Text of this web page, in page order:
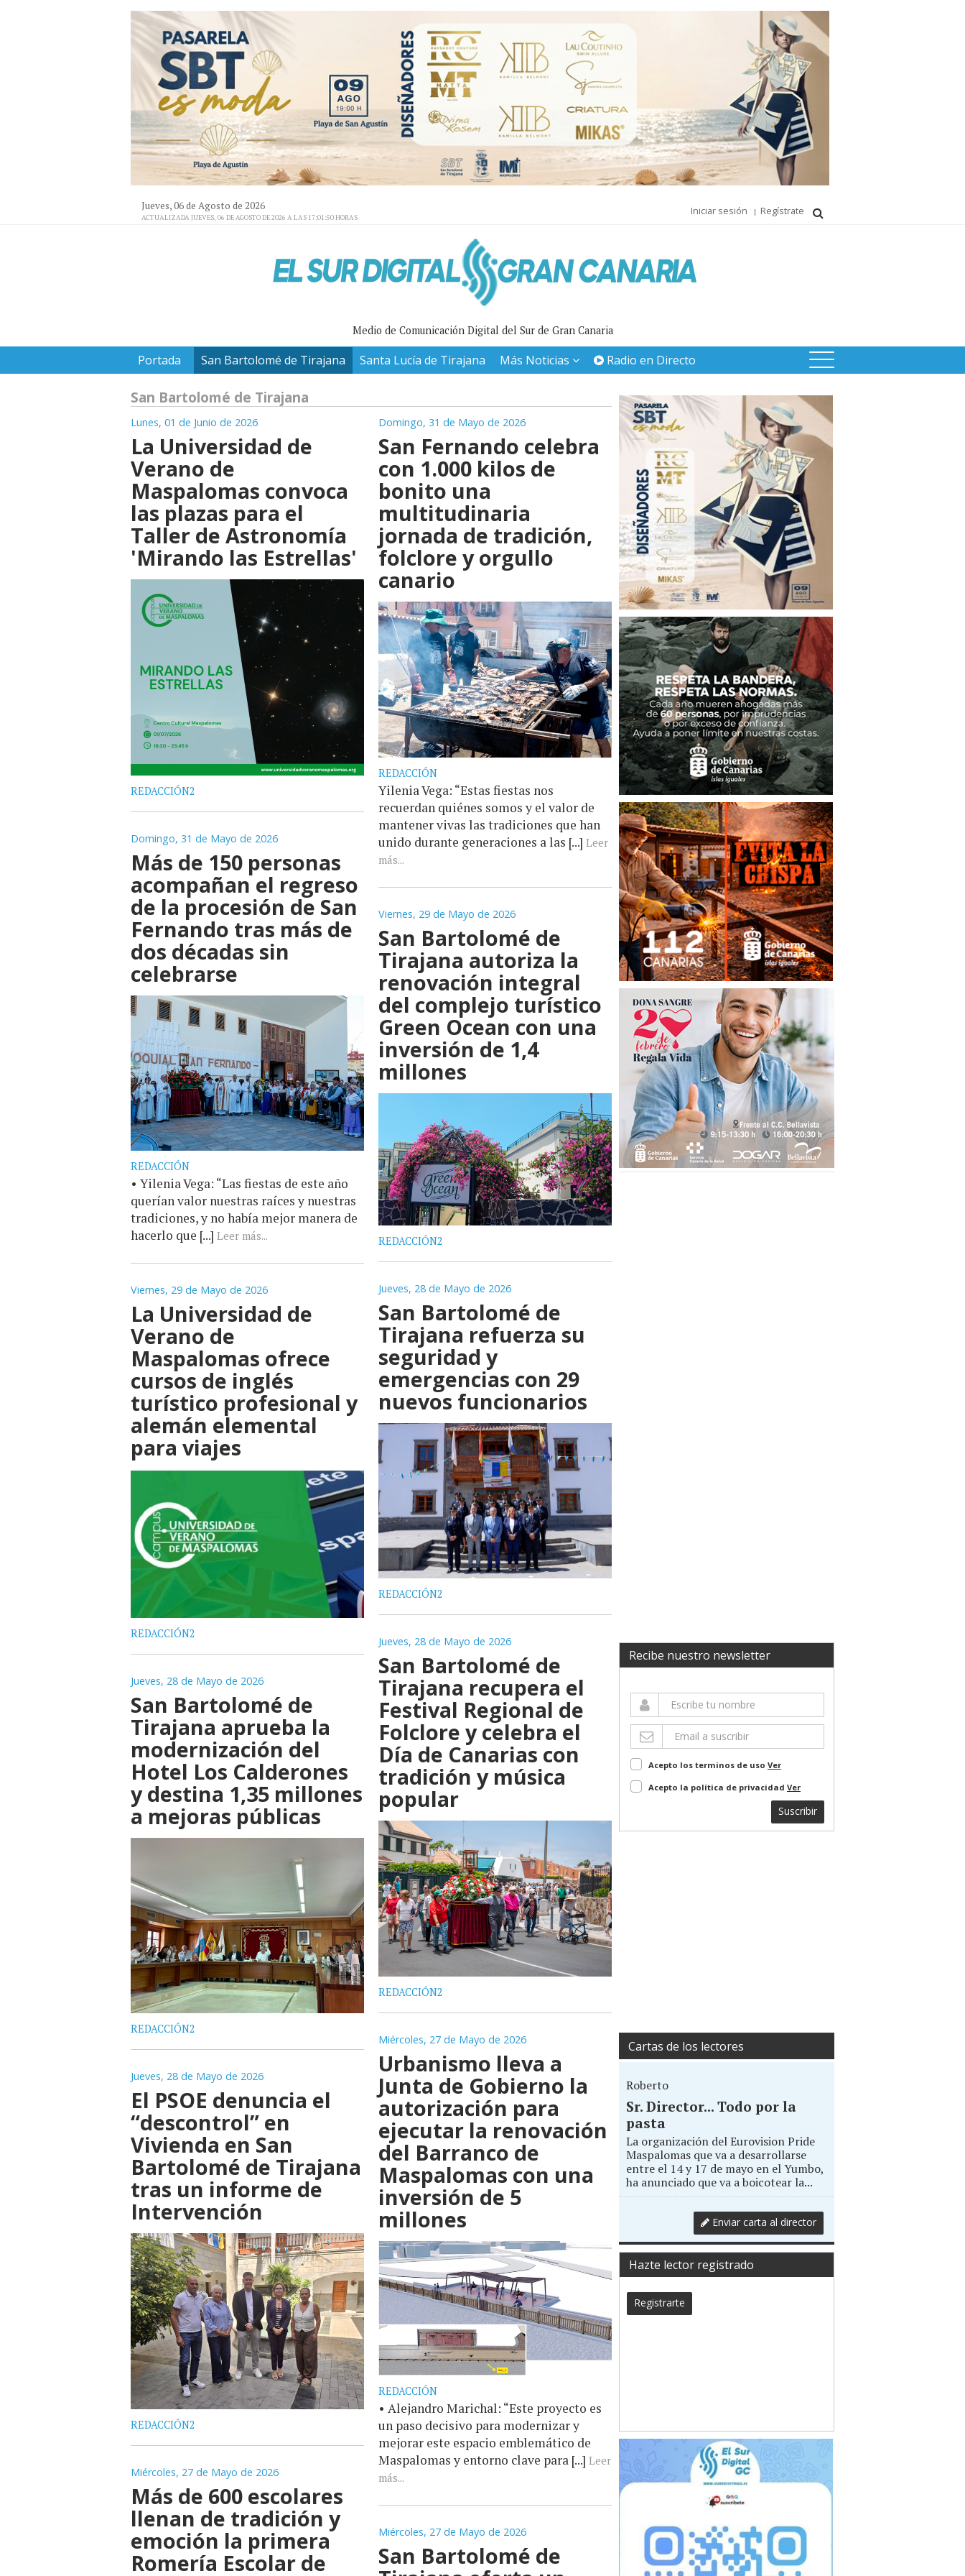
Jueves, 06 de Agosto de 2026
ACTUALIZADA JUEVES, 06 DE AGOSTO DE 2026 A LAS 17:01:50 HORAS
Iniciar sesión Regístrate
Medio de Comunicación Digital del Sur de Gran Canaria
Portada San Bartolomé de Tirajana Santa Lucía de Tirajana Más Noticias Radio en Directo
San Bartolomé de Tirajana
Lunes, 01 de Junio de 2026
La Universidad de
Verano de
Maspalomas convoca
las plazas para el
Taller de Astronomía
'Mirando las Estrellas'
REDACCIÓN2
Domingo, 31 de Mayo de 2026
Más de 150 personas
acompañan el regreso
de la procesión de San
Fernando tras más de
dos décadas sin
celebrarse
REDACCIÓN
• Yilenia Vega: “Las fiestas de este año
querían valor nuestras raíces y nuestras
tradiciones, y no había mejor manera de
hacerlo que [...] Leer más...
Viernes, 29 de Mayo de 2026
La Universidad de
Verano de
Maspalomas ofrece
cursos de inglés
turístico profesional y
alemán elemental
para viajes
REDACCIÓN2
Jueves, 28 de Mayo de 2026
San Bartolomé de
Tirajana aprueba la
modernización del
Hotel Los Calderones
y destina 1,35 millones
a mejoras públicas
REDACCIÓN2
Jueves, 28 de Mayo de 2026
El PSOE denuncia el
“descontrol” en
Vivienda en San
Bartolomé de Tirajana
tras un informe de
Intervención
REDACCIÓN2
Miércoles, 27 de Mayo de 2026
Más de 600 escolares
llenan de tradición y
emoción la primera
Romería Escolar de
Domingo, 31 de Mayo de 2026
San Fernando celebra
con 1.000 kilos de
bonito una
multitudinaria
jornada de tradición,
folclore y orgullo
canario
REDACCIÓN
Yilenia Vega: “Estas fiestas nos
recuerdan quiénes somos y el valor de
mantener vivas las tradiciones que han
unido durante generaciones a las [...] Leer
más...
Viernes, 29 de Mayo de 2026
San Bartolomé de
Tirajana autoriza la
renovación integral
del complejo turístico
Green Ocean con una
inversión de 1,4
millones
REDACCIÓN2
Jueves, 28 de Mayo de 2026
San Bartolomé de
Tirajana refuerza su
seguridad y
emergencias con 29
nuevos funcionarios
REDACCIÓN2
Jueves, 28 de Mayo de 2026
San Bartolomé de
Tirajana recupera el
Festival Regional de
Folclore y celebra el
Día de Canarias con
tradición y música
popular
REDACCIÓN2
Miércoles, 27 de Mayo de 2026
Urbanismo lleva a
Junta de Gobierno la
autorización para
ejecutar la renovación
del Barranco de
Maspalomas con una
inversión de 5
millones
REDACCIÓN
• Alejandro Marichal: “Este proyecto es
un paso decisivo para modernizar y
mejorar este espacio emblemático de
Maspalomas y entorno clave para [...] Leer
más...
Miércoles, 27 de Mayo de 2026
San Bartolomé de
Recibe nuestro newsletter
Acepto los terminos de uso Ver
Acepto la política de privacidad Ver
Suscribir
Cartas de los lectores
Roberto
Sr. Director... Todo por la
pasta
La organización del Eurovision Pride
Maspalomas que va a desarrollarse
entre el 14 y 17 de mayo en el Yumbo,
ha anunciado que va a boicotear la...
Enviar carta al director
Hazte lector registrado
Registrarte